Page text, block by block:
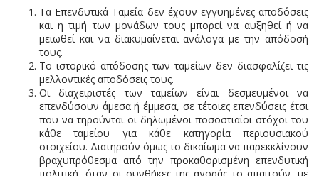
Τα Επενδυτικά Ταμεία δεν έχουν εγγυημένες αποδόσεις
και η τιμή των μονάδων τους μπορεί να αυξηθεί ή να
μειωθεί και να διακυμαίνεται ανάλογα με την απόδοσή
τους.
Το ιστορικό απόδοσης των ταμείων δεν διασφαλίζει τις
μελλοντικές αποδόσεις τους.
Οι διαχειριστές των ταμείων είναι δεσμευμένοι να
επενδύσουν άμεσα ή έμμεσα, σε τέτοιες επενδύσεις έτσι
που να τηρούνται οι δηλωμένοι ποσοστιαίοι στόχοι του
κάθε ταμείου για κάθε κατηγορία περιουσιακού
στοιχείου. Διατηρούν όμως το δικαίωμα να παρεκκλίνουν
βραχυπρόθεσμα από την προκαθορισμένη επενδυτική